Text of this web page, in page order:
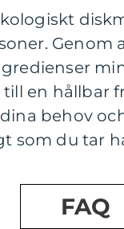
Genom
en hållbar
behov
som du tar
FAQ